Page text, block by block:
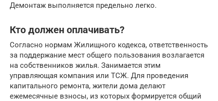
Демонтаж выполняется предельно легко.
Кто должен оплачивать?
Согласно нормам Жилищного кодекса, ответственность
за поддержание мест общего пользования возлагается
на собственников жилья. Занимается этим
управляющая компания или ТСЖ. Для проведения
капитального ремонта, жители дома делают
ежемесячные взносы, из которых формируется общий